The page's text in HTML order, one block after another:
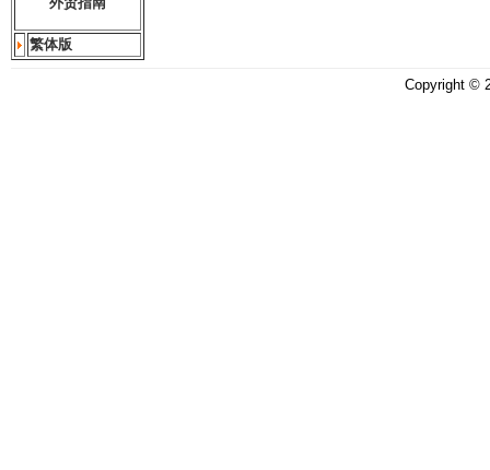
繁体版
Copyright ©